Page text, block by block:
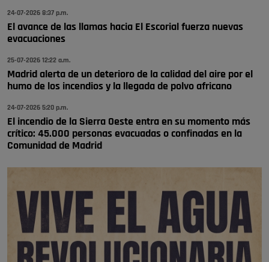
Pozuelo de Alarcón
🔴 EXCLUSIVA | El comisario de la …
24-07-2026 8:37 p.m.
El avance de las llamas hacia El Escorial fuerza nuevas
evacuaciones
25-07-2026 12:22 a.m.
Madrid alerta de un deterioro de la calidad del aire por el
humo de los incendios y la llegada de polvo africano
24-07-2026 5:20 p.m.
El incendio de la Sierra Oeste entra en su momento más
crítico: 45.000 personas evacuadas o confinadas en la
Comunidad de Madrid